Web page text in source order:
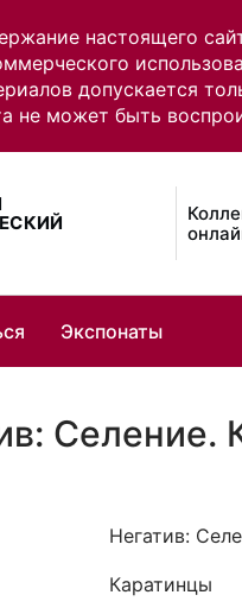
настоящего
допускается
не может быть
Экспонаты
Селение.
Негатив:
Каратинцы